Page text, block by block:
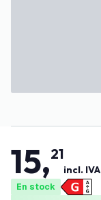
15,21
incl. IVA
En stock